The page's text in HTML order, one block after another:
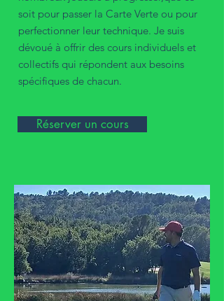
soit pour passer la Carte Verte ou pour
perfectionner leur technique. Je suis
dévoué à offrir des cours individuels et
collectifs qui répondent aux besoins
spécifiques de chacun.
Réserver un cours